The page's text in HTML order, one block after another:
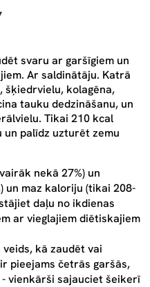
svaru ar garšīgiem un
. Ar saldinātāju. Katrā
kolagēna,
tauku dedzināšanu, un
Tikai 210 kcal
palīdz uzturēt zemu
nekā 27%) un
un maz kaloriju (tikai 208-
daļu no ikdienas
ar vieglajiem diētiskajiem
kā zaudēt vai
pieejams četrās garšās,
vienkārši sajauciet šeikerī